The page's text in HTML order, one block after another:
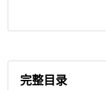
完整目录